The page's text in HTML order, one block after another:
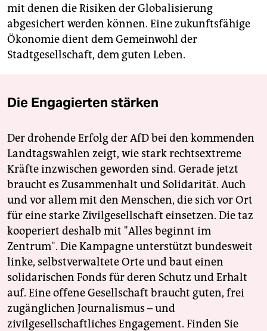
mit denen die Risiken der Globalisierung
abgesichert werden können. Eine zukunftsfähige
Ökonomie dient dem Gemeinwohl der
Stadtgesellschaft, dem guten Leben.
Die Engagierten stärken
Der drohende Erfolg der AfD bei den kommenden
Landtagswahlen zeigt, wie stark rechtsextreme
Kräfte inzwischen geworden sind. Gerade jetzt
braucht es Zusammenhalt und Solidarität. Auch
und vor allem mit den Menschen, die sich vor Ort
für eine starke Zivilgesellschaft einsetzen. Die taz
kooperiert deshalb mit "Alles beginnt im
Zentrum". Die Kampagne unterstützt bundesweit
linke, selbstverwaltete Orte und baut einen
solidarischen Fonds für deren Schutz und Erhalt
auf. Eine offene Gesellschaft braucht guten, frei
zugänglichen Journalismus – und
zivilgesellschaftliches Engagement. Finden Sie